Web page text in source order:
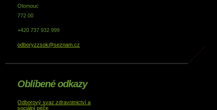
Olomouc
772 00
+420 737 932 999
odboryzzsok@seznam.cz
Oblíbené odkazy
Odborový svaz zdravotnictví a
sociální péče